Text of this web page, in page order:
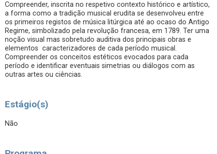
Compreender, inscrita no respetivo contexto histórico e artístico,
a forma como a tradição musical erudita se desenvolveu entre
os primeiros registos de música litúrgica até ao ocaso do Antigo
Regime, simbolizado pela revolução francesa, em 1789. Ter uma
noção visual mas sobretudo auditiva dos principais obras e
elementos caracterizadores de cada período musical.
Compreender os conceitos estéticos evocados para cada
período e identificar eventuais simetrias ou diálogos com as
outras artes ou ciências.
Estágio(s)
Não